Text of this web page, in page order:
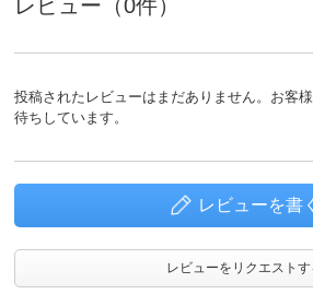
レビュー（0件）
投稿されたレビューはまだありません。お客
待ちしています。
レビューを書く
レビューをリクエストす